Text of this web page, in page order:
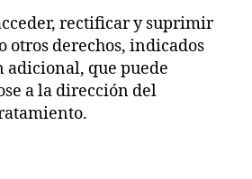
rectificar y suprimir
otros derechos, indicados
que puede
a la dirección del